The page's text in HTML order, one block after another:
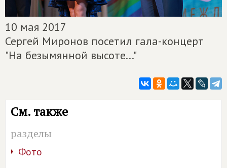
10 мая 2017
Сергей Миронов посетил гала-концерт
"На безымянной высоте..."
См. также
разделы
Фото